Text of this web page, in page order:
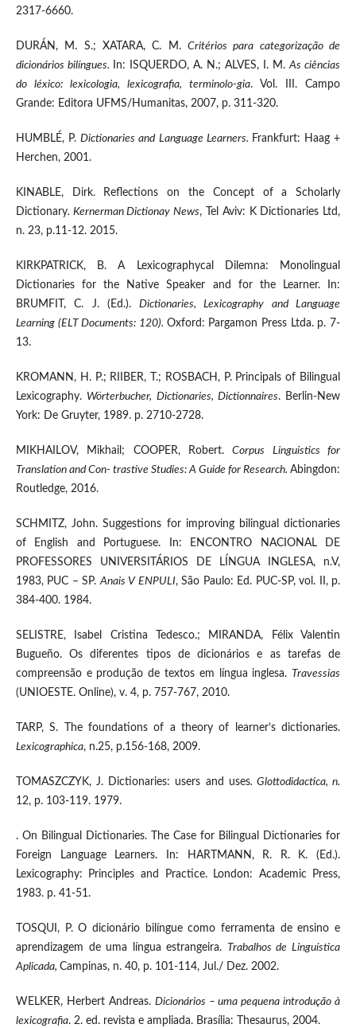
2317-6660.
DURÁN, M. S.; XATARA, C. M.Critérios para categorização de
dicionários bilíngues.
In: ISQUERDO, A. N.; ALVES, I. M.As ciências
do léxico: lexicologia, lexicografia, terminolo-gia. Vol. III. Campo
Grande: Editora UFMS/Humanitas, 2007, p. 311-320.
HUMBLÉ, P.Dictionaries and Language Learners. Frankfurt: Haag +
Herchen, 2001.
KINABLE, Dirk. Reflections on the Concept of a Scholarly
Dictionary. Kernerman Dictionay News, Tel Aviv: K Dictionaries Ltd,
n. 23, p.11-12. 2015.
KIRKPATRICK, B. A Lexicographycal Dilemna: Monolingual
Dictionaries for the Native Speaker and for the Learner. In:
BRUMFIT, C. J. (Ed.).Dictionaries, Lexicography and Language
Learning (ELT Documents: 120). Oxford: Pargamon Press Ltda. p. 7-
13.
KROMANN, H. P.; RIIBER, T.; ROSBACH, P. Principals of Bilingual
Lexicography. Wörterbucher, Dictionaries, Dictionnaires. Berlin-New
York: De Gruyter, 1989. p. 2710-2728.
MIKHAILOV, Mikhail; COOPER, Robert.Corpus Linguistics for
Translation and Con- trastive Studies: A Guide for Research.Abingdon:
Routledge, 2016.
SCHMITZ, John. Suggestions for improving bilingual dictionaries
of English and Portuguese. In: ENCONTRO NACIONAL DE
PROFESSORES UNIVERSITÁRIOS DE LÍNGUA INGLESA, n.V,
1983, PUC – SP.Anais V ENPULI, São Paulo: Ed. PUC-SP, vol. II, p.
384-400. 1984.
SELISTRE, Isabel Cristina Tedesco.; MIRANDA, Félix Valentin
Bugueño. Os diferentes tipos de dicionários e as tarefas de
compreensão e produção de textos em língua inglesa. Travessias
(UNIOESTE. Online), v. 4, p. 757-767, 2010.
TARP, S. The foundations of a theory of learner’s dictionaries.
Lexicographica, n.25, p.156-168, 2009.
TOMASZCZYK, J. Dictionaries: users and uses. Glottodidactica, n.
12, p. 103-119. 1979.
. On Bilingual Dictionaries. The Case for Bilingual Dictionaries for
Foreign Language Learners. In: HARTMANN, R. R. K. (Ed.).
Lexicography: Principles and Practice. London: Academic Press,
1983. p. 41-51.
TOSQUI, P. O dicionário bilíngue como ferramenta de ensino e
aprendizagem de uma língua estrangeira.
Trabalhos de Linguística
Aplicada, Campinas, n. 40, p. 101-114, Jul./ Dez. 2002.
WELKER, Herbert Andreas. Dicionários – uma pequena introdução à
lexicografia. 2. ed. revista e ampliada. Brasília: Thesaurus, 2004.